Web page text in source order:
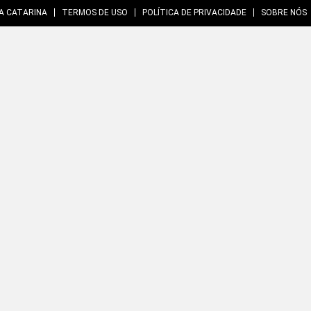
CATARINA TERMOS DE USO POLÍTICA DE PRIVACIDADE SOBRE NÓS